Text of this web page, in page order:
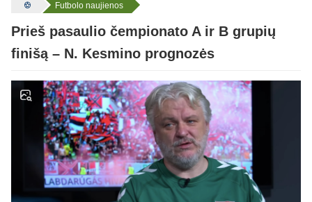
Futbolo naujienos
Prieš pasaulio čempionato A ir B grupių
finišą – N. Kesmino prognozės